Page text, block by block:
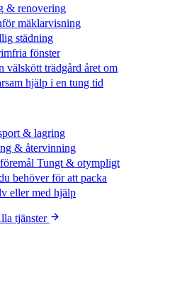
& renovering
mäklarvisning
städning
fönster
välskött trädgård året om
hjälp i en tung tid
& lagring
& återvinning
Tungt & otympligt
behöver för att packa
eller med hjälp
tjänster